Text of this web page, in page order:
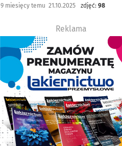
9 miesięcy temu 21.10.2025 zdjęć: 98
Reklama